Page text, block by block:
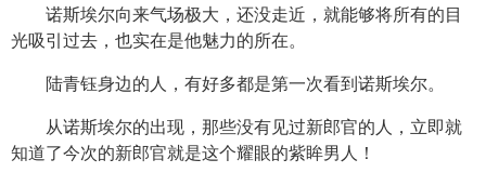
诺斯埃尔向来气场极大，还没走近，就能够将所有的目
光吸引过去，也实在是他魅力的所在。
陆青钰身边的人，有好多都是第一次看到诺斯埃尔。
从诺斯埃尔的出现，那些没有见过新郎官的人，立即就
知道了今次的新郎官就是这个耀眼的紫眸男人！